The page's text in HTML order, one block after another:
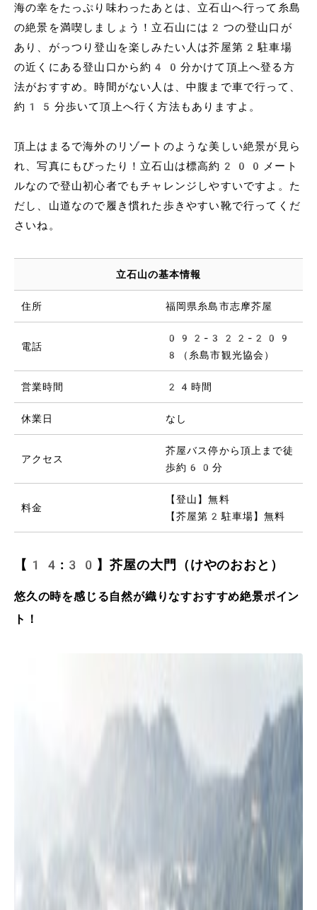
海の幸をたっぷり味わったあとは、立石山へ行って糸島
の絶景を満喫しましょう！立石山には2つの登山口が
あり、がっつり登山を楽しみたい人は芥屋第2駐車場
の近くにある登山口から約40分かけて頂上へ登る方
法がおすすめ。時間がない人は、中腹まで車で行って、
約15分歩いて頂上へ行く方法もありますよ。
頂上はまるで海外のリゾートのような美しい絶景が見ら
れ、写真にもぴったり！立石山は標高約200メート
ルなので登山初心者でもチャレンジしやすいですよ。た
だし、山道なので履き慣れた歩きやすい靴で行ってくだ
さいね。
立石山の基本情報
住所 福岡県糸島市志摩芥屋
電話
092-322-209
8（糸島市観光協会）
営業時間 24時間
休業日 なし
アクセス
芥屋バス停から頂上まで徒
歩約60分
料金
【登山】無料
【芥屋第2駐車場】無料
【14:30】芥屋の大門（けやのおおと）
悠久の時を感じる自然が織りなすおすすめ絶景ポイン
ト！